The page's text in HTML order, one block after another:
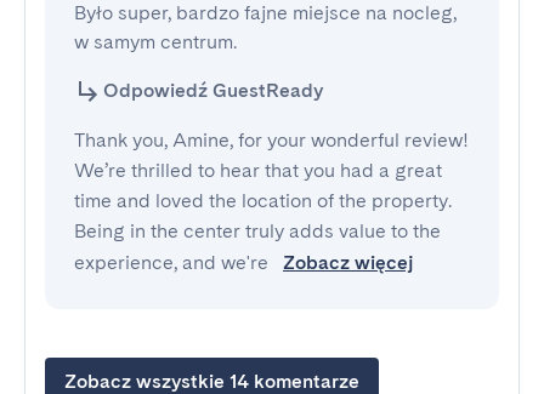
Było super, bardzo fajne miejsce na nocleg,
w samym centrum.
Odpowiedź GuestReady
Thank you, Amine, for your wonderful review!
We’re thrilled to hear that you had a great
time and loved the location of the property.
Being in the center truly adds value to the
experience, and we're
Zobacz więcej
Zobacz wszystkie 14 komentarze